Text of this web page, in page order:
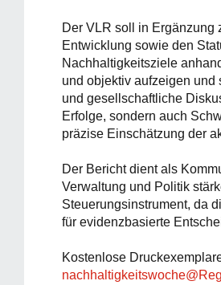
Der VLR soll in Ergänzung
Entwicklung sowie den
Nachhaltigkeitsziele
und objektiv aufzeigen und
und gesellschaftliche
Erfolge, sondern auch
präzise Einschätzung der
Der Bericht dient als
Verwaltung und Politik
Steuerungsinstrument, da
für evidenzbasierte
Kostenlose